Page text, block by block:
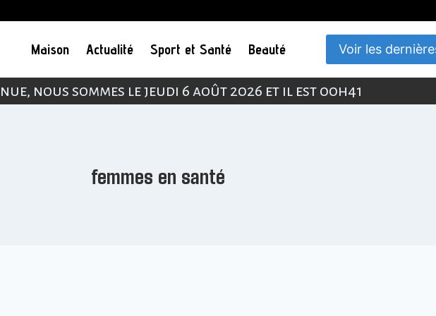
Maison Actualité Sport et Santé Beauté Voir les
nous sommes le jeudi 6 août 2026 et il est 00h41
femmes en santé